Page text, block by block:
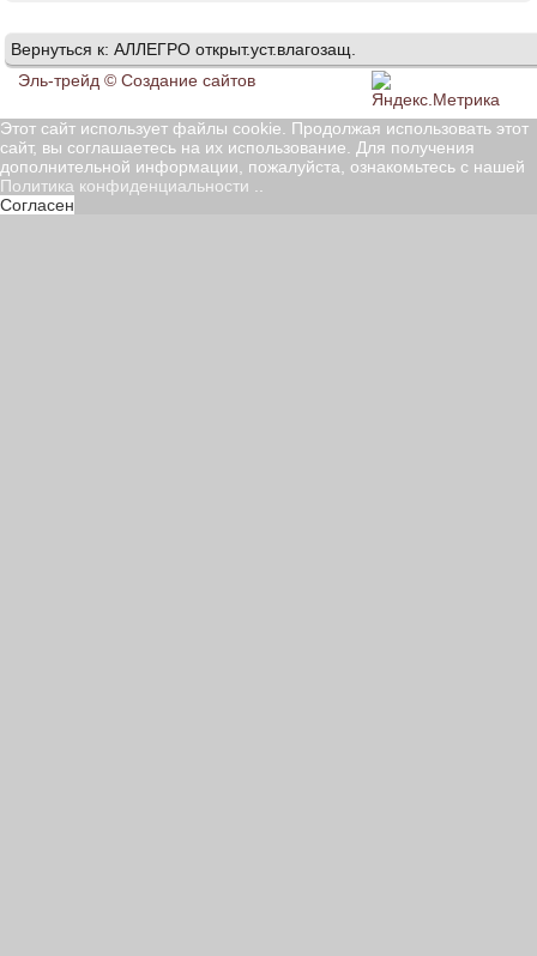
Вернуться к: АЛЛЕГРО открыт.уст.влагозащ.
Эль-трейд © Создание сайтов
Этот сайт использует файлы cookie. Продолжая использовать этот
сайт, вы соглашаетесь на их использование. Для получения
дополнительной информации, пожалуйста, ознакомьтесь с нашей
Политика конфиденциальности
Согласен